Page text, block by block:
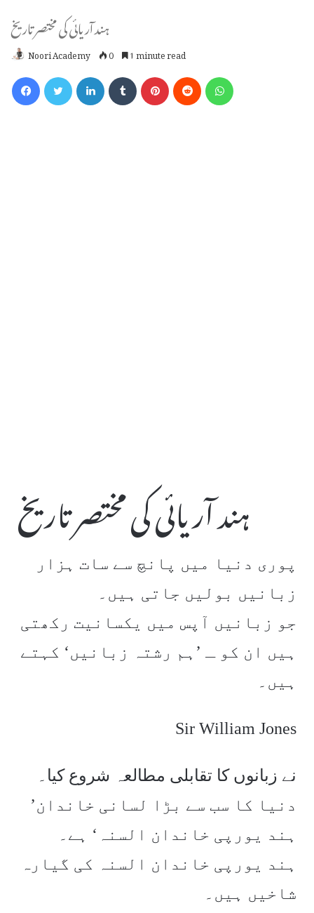
ہند آریائی کی مختصر تاریخ
Noori Academy 0 1 minute read
ہند آریائی کی مختصر تاریخ
پوری دنیا میں پانچ سے سات ہزار
زبانیں بولیں جاتی ہیں۔
جو زبانیں آپس میں یکسانیت رکھتی
ہیں ان کو ـ ’ہم رشتہ زبانیں‘ کہتے
ہیں۔
Sir William Jones
نے زبانوں کا تقابلی مطالعہ شروع کیا۔
دنیا کا سب سے بڑا لسانی خاندان’
ہند یورپی خاندان السنہ‘ ہے۔
ہند یورپی خاندان السنہ کی گیارہ
شاخیں ہیں۔